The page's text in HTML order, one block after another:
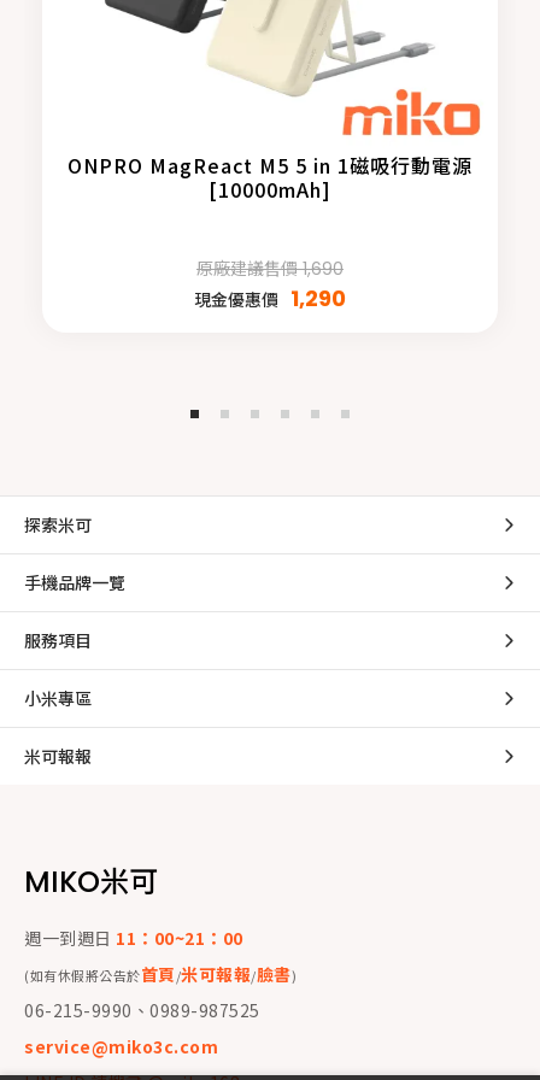
ONPRO MagReact M5 5 in 1磁吸行動電源
[10000mAh]
原廠建議售價 1,690
現金優惠價 1,290
探索米可
手機品牌一覽
服務項目
小米專區
米可報報
MIKO米可
週一到週日 11：00~21：00
(如有休假將公告於首頁/米可報報/臉書)
06-215-9990、0989-987525
service@miko3c.com